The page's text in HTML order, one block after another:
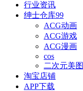
行业资讯
绅士仓库99
ACG动画
ACG游戏
ACG漫画
cos
二次元美图
淘宝店铺
APP下载